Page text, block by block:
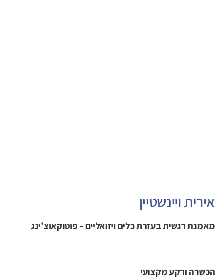
אירית ויינשטיין
מאמנת רגשית בעזרת כלים ויזואליים – פוטוקאוצ’ינג
הכשרה ורקע מקצועי